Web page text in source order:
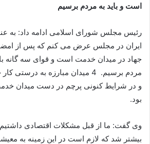
است و باید به مردم برسیم
رئیس مجلس شورای اسلامی ادامه داد: به
ایران در مجلس عرض می کنم که پس از
جهاد در میدان خدمت است و قوای سه گانه
مردم برسیم. 4 میدان مبارزه به
و در شرایط کنونی پرچم در دست میدان
بود.
وی گفت: ما از قبل مشکلات اقتصادی
بیشتر شد که لازم است در این زمینه به